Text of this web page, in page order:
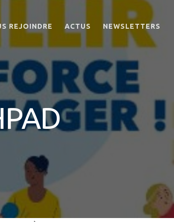
REJOINDRE
ÊTRE DES
BÉNÉVOLE
ACTUS NEWSLETTERS